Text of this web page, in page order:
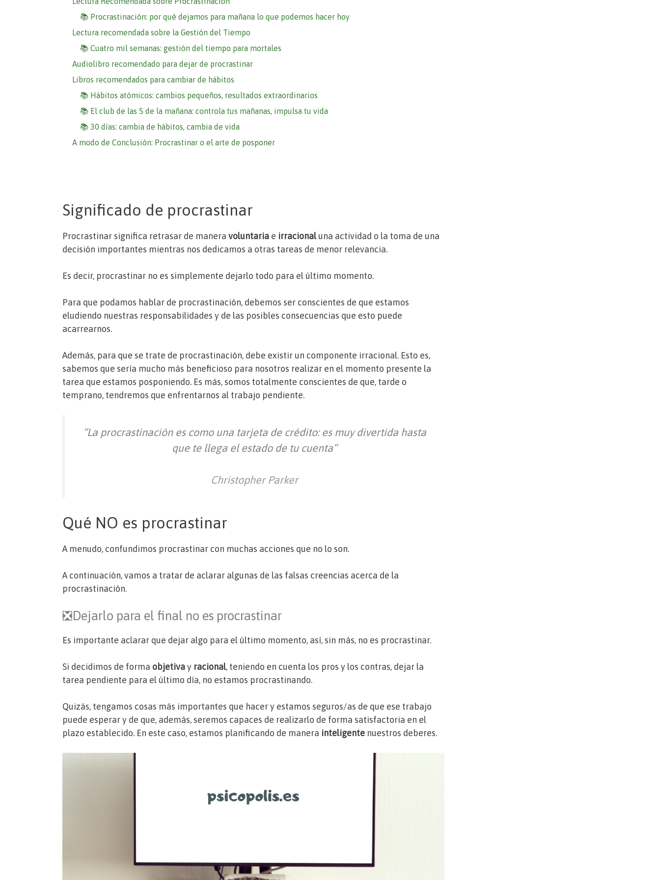
📚 Procrastinación: por qué dejamos para mañana lo que podemos hacer hoy
Lectura recomendada sobre la Gestión del Tiempo
📚 Cuatro mil semanas: gestión del tiempo para mortales
Audiolibro recomendado para dejar de procrastinar
Libros recomendados para cambiar de hábitos
📚 Hábitos atómicos: cambios pequeños, resultados extraordinarios
📚 El club de las 5 de la mañana: controla tus mañanas, impulsa tu vida
📚 30 días: cambia de hábitos, cambia de vida
A modo de Conclusión: Procrastinar o el arte de posponer
Significado de procrastinar
Procrastinar significa retrasar de manera voluntaria e irracionaluna actividad o la toma de una
decisión importantes mientras nos dedicamos a otras tareas de menor relevancia.
Es decir, procrastinar no es simplemente dejarlo todo para el último momento.
Para que podamos hablar de procrastinación, debemos ser conscientes de que estamos
eludiendo nuestras responsabilidades y de las posibles consecuencias que esto puede
acarrearnos.
Además, para que se trate de procrastinación, debe existir un componente irracional. Esto es,
sabemos que sería mucho más beneficioso para nosotros realizar en el momento presente la
tarea que estamos posponiendo. Es más, somos totalmente conscientes de que, tarde o
temprano, tendremos que enfrentarnos al trabajo pendiente.
“La procrastinación es como una tarjeta de crédito: es muy divertida hasta
que te llega el estado de tu cuenta”
Christopher Parker
Qué NO es procrastinar
A menudo, confundimos procrastinar con muchas acciones que no lo son.
A continuación, vamos a tratar de aclarar algunas de las falsas creencias acerca de la
procrastinación.
❎Dejarlo para el final no es procrastinar
Es importante aclarar que dejar algo para el último momento, así, sin más, no es procrastinar.
Si decidimos de forma objetivay racional, teniendo en cuenta los pros y los contras, dejar la
tarea pendiente para el último día, no estamos procrastinando.
Quizás, tengamos cosas más importantes que hacer y estamos seguros/as de que ese trabajo
puede esperar y de que, además, seremos capaces de realizarlo de forma satisfactoria en el
plazo establecido. En este caso, estamos planificando de manera inteligente nuestros deberes.